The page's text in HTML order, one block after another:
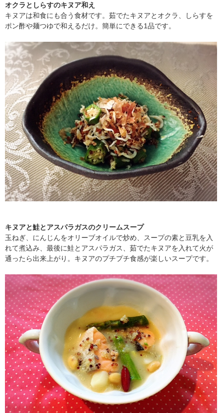
オクラとしらすのキヌア和え
キヌアは和食にも合う食材です。茹でたキヌアとオクラ、しらすを
ポン酢や麺つゆで和えるだけ。簡単にできる1品です。
キヌアと鮭とアスパラガスのクリームスープ
玉ねぎ、にんじんをオリーブオイルで炒め、スープの素と豆乳を入
れて煮込み、最後に鮭とアスパラガス、茹でたキヌアを入れて火が
通ったら出来上がり。キヌアのプチプチ食感が楽しいスープです。